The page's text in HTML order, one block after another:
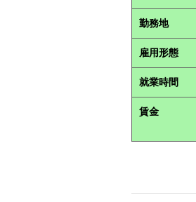
勤務地
雇用形態
就業時間
賃金